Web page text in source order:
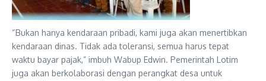
“Bukan hanya kendaraan pribadi, kami juga akan menertibkan
kendaraan dinas. Tidak ada toleransi, semua harus tepat
waktu bayar pajak,” imbuh Wabup Edwin. Pemerintah Lotim
juga akan berkolaborasi dengan perangkat desa untuk